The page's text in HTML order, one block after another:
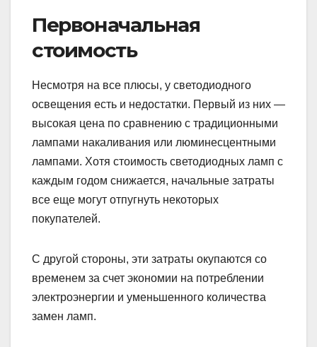
Первоначальная
стоимость
Несмотря на все плюсы, у светодиодного
освещения есть и недостатки. Первый из них —
высокая цена по сравнению с традиционными
лампами накаливания или люминесцентными
лампами. Хотя стоимость светодиодных ламп с
каждым годом снижается, начальные затраты
все еще могут отпугнуть некоторых
покупателей.
С другой стороны, эти затраты окупаются со
временем за счет экономии на потреблении
электроэнергии и уменьшенного количества
замен ламп.